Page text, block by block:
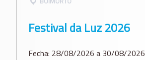
Festival da Luz 2026
Fecha: 28/08/2026 a 30/08/2026